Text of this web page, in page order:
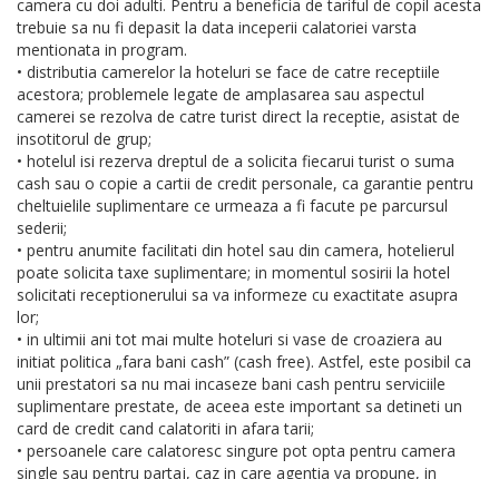
camera cu doi adulti. Pentru a beneficia de tariful de copil acesta
trebuie sa nu fi depasit la data inceperii calatoriei varsta
mentionata in program.
• distributia camerelor la hoteluri se face de catre receptiile
acestora; problemele legate de amplasarea sau aspectul
camerei se rezolva de catre turist direct la receptie, asistat de
insotitorul de grup;
• hotelul isi rezerva dreptul de a solicita fiecarui turist o suma
cash sau o copie a cartii de credit personale, ca garantie pentru
cheltuielile suplimentare ce urmeaza a fi facute pe parcursul
sederii;
• pentru anumite facilitati din hotel sau din camera, hotelierul
poate solicita taxe suplimentare; in momentul sosirii la hotel
solicitati receptionerului sa va informeze cu exactitate asupra
lor;
• in ultimii ani tot mai multe hoteluri si vase de croaziera au
initiat politica „fara bani cash” (cash free). Astfel, este posibil ca
unii prestatori sa nu mai incaseze bani cash pentru serviciile
suplimentare prestate, de aceea este important sa detineti un
card de credit cand calatoriti in afara tarii;
• persoanele care calatoresc singure pot opta pentru camera
single sau pentru partaj, caz in care agentia va propune, in